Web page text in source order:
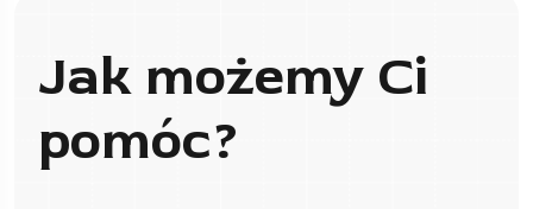
Jak możemy Ci
pomóc?